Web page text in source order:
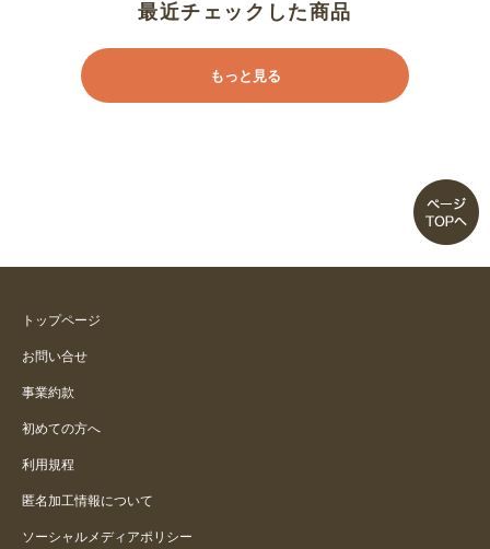
最近チェックした商品
もっと見る
トップページ
お問い合せ
事業約款
初めての方へ
利用規程
匿名加工情報について
ソーシャルメディアポリシー